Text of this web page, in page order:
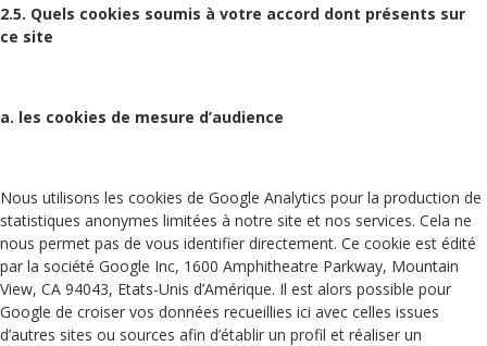
2.5. Quels cookies soumis à votre accord dont présents sur
ce site
a. les cookies de mesure d’audience
Nous utilisons les cookies de Google Analytics pour la production de
statistiques anonymes limitées à notre site et nos services. Cela ne
nous permet pas de vous identifier directement. Ce cookie est édité
par la société Google Inc, 1600 Amphitheatre Parkway, Mountain
View, CA 94043, Etats-Unis d’Amérique. Il est alors possible pour
Google de croiser vos données recueillies ici avec celles issues
d’autres sites ou sources afin d’établir un profil et réaliser un